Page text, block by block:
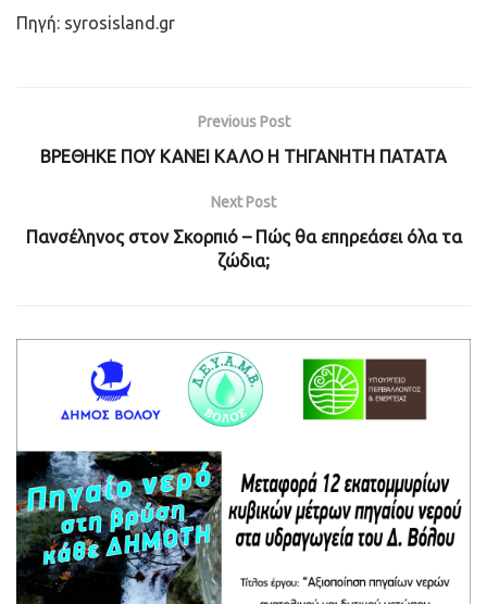
Πηγή: syrosisland.gr
Previous Post
ΒΡΕΘΗΚΕ ΠΟΥ ΚΑΝΕΙ ΚΑΛΟ Η ΤΗΓΑΝΗΤΗ ΠΑΤΑΤΑ
Next Post
Πανσέληνος στον Σκορπιό – Πώς θα επηρεάσει όλα τα
ζώδια;